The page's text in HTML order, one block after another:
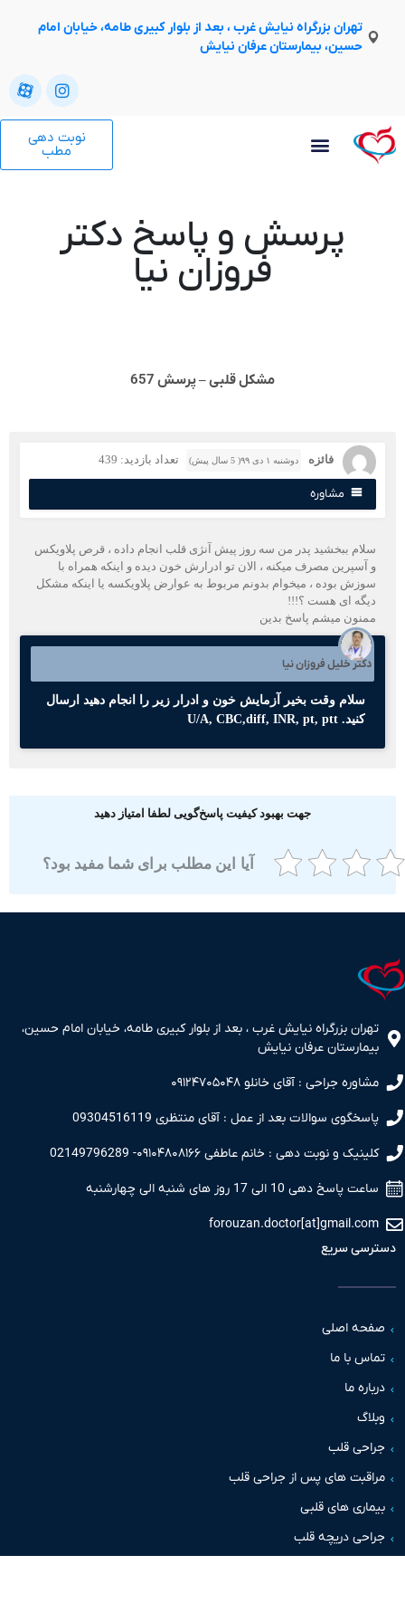
تهران بزرگراه نیایش غرب ، بعد از بلوار کبیری طامه، خیابان امام
حسین، بیمارستان عرفان نیایش
نوبت دهی
پرسش و پاسخ دکتر
فروزان نیا
مشکل قلبی – پرسش 657
فائزه دوشنبه ۱ دی ۹۹( 5 سال پیش) تعداد بازدید: 439
مشاوره
ببخشید پدر من سه روز پیش آنژی قلب انجام داده ، قرص پلاویکس
آسپرین مصرف میکنه ، الان تو ادرارش خون دیده و اینکه همراه با
بوده ، میخوام بدونم مربوط به عوارض پلاویکسه یا اینکه مشکل
ای هست ؟!!!
میشم پاسخ بدین
دکتر خلیل فروزان نیا
سلام وقت بخیر آزمایش خون و ادرار زیر را انجام دهید ارسال
جهت بهبود کیفیت پاسخ‌گویی لطفا امتیاز دهید
آیا این مطلب برای شما مفید بود؟
بزرگراه نیایش غرب ، بعد از بلوار کبیری طامه، خیابان امام حسین،
عرفان نیایش
جراحی : آقای خانلو ۰۹۱۲۴۷۰۵۰۴۸
سوالات بعد از عمل : آقای منتظری 09304516119
و نوبت دهی : خانم عاطفی ۰۹۱۰۴۸۰۸۱۶۶- 02149796289
دهی 10 الی 17 روز های شنبه الی چهارشنبه
سریع
اصلی
با ما
ما
قلب
های پس از جراحی قلب
های قلبی
دریچه قلب